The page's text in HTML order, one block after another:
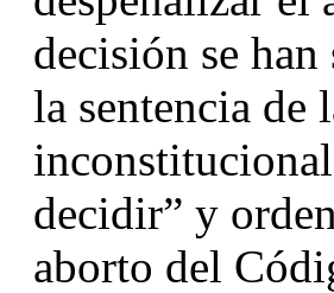
decisión se
la sentencia de
decidir” y
aborto del